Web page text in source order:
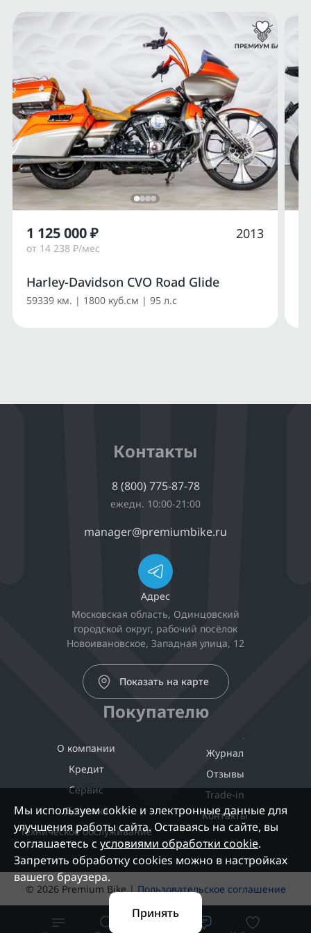
Harley-Davidson CVO Road Glide
59339 км. | 1800 куб.см | 95 л.с
1 125 000 ₽
от 14 238 ₽/мес
2013
Контакты
8 (800) 775-87-78
ежедн. 10:00-21:00
manager@premiumbike.ru
Адрес
Московская область, Одинцовский
городской округ, рабочий посёлок
Новоивановское, Западная улица, 12
Показать на карте
Покупателю
О компании
Кредит
Сервис
Доставка
Техническое обслуживание
Журнал
Отзывы
Trade-in
Контакты
© 2026 Premium Bike |Пользовательское соглашение
Мы используем cokkie и электронные данные для
улучшения работы сайта. Оставаясь на сайте, вы
соглашаетесь с условиями обработки cookie.
Запретить обработку cookies можно в настройках
вашего браузера.
Принять